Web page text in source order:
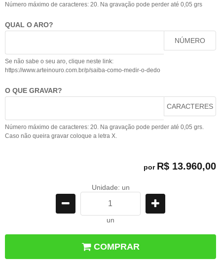
Número máximo de caracteres: 20. Na gravação pode perder até 0,05 grs
QUAL O ARO?
NÚMERO
Se não sabe o seu aro, clique neste link:
https://www.arteinouro.com.br/p/saiba-como-medir-o-dedo
O QUE GRAVAR?
CARACTERES
Número máximo de caracteres: 20. Na gravação pode perder até 0,05 grs.
Caso não queira gravar coloque a letra X.
por R$ 13.960,00
Unidade: un
un
COMPRAR